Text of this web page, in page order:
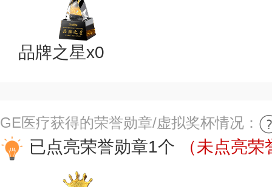
品牌之星x0
GE医疗获得的荣誉勋章/虚拟奖杯情况：
已点亮荣誉勋章1个 （未点亮